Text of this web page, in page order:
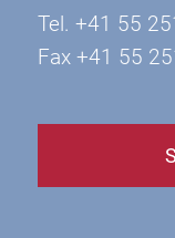
Tel. +41 55
Fax +41 55